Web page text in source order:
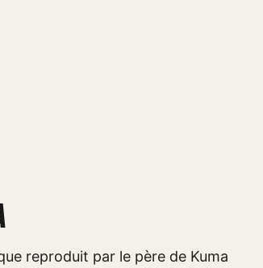
reproduit par le père de Kuma